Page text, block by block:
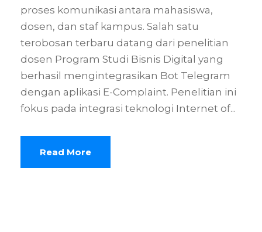
proses komunikasi antara mahasiswa,
dosen, dan staf kampus. Salah satu
terobosan terbaru datang dari penelitian
dosen Program Studi Bisnis Digital yang
berhasil mengintegrasikan Bot Telegram
dengan aplikasi E-Complaint. Penelitian ini
fokus pada integrasi teknologi Internet of...
Read More